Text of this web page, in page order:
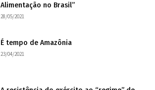
Alimentação no Brasil”
28/05/2021
É tempo de Amazônia
23/04/2021